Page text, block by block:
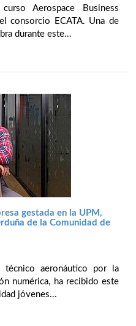
Aerospace Business
consorcio ECATA. Una de
durante este...
gestada en la UPM,
de la Comunidad de
técnico aeronáutico por la
numérica, ha recibido este
jóvenes...